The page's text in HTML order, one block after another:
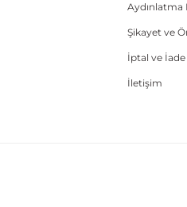
Aydınlatma
Şikayet ve
İptal ve
İletişim